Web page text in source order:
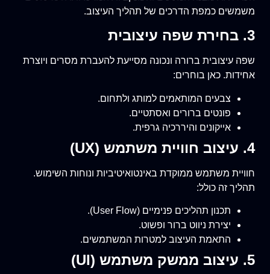
משמשים כמפת הדרכים של תהליך העיצוב.
3. בחירת שפה עיצובית
שפה עיצובית ברורה ונכונה מסייעת להעברת מסרים ויוצרת
אחידות. כאן בוחרים:
צבעים המותאמים למותג ולתחום.
פונטים ברורים ואסתטיים.
אייקונים והיררכיה גרפית.
4. עיצוב חוויית משתמש (UX)
חוויית משתמש ממוקדת באינטואיטיביות ונוחות השימוש.
תהליך זה כולל:
תכנון תהליכים פנימיים (User Flow).
יצירת ניווט ברור ופשוט.
התאמת העיצוב למטרות המשתמשים.
5. עיצוב ממשק משתמש (UI)